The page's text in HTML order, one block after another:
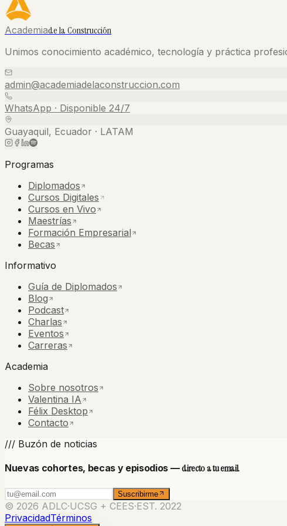
Academiade la Construcción
Unimos conocimiento académico, tecnología y práctica
admin@academiadelaconstruccion.com
WhatsApp · Disponible 24/7
Guayaquil, Ecuador · LATAM
Programas
Diplomados
Cursos Digitales
Cursos en Vivo
Maestrías
Formación Empresarial
Becas
Informativo
Guía de Diplomados
Blog
Podcast
Charlas
Eventos
Carreras
Academia
Sobre nosotros
Valentina IA
Félix Desktop
Contacto
/// Buzón de noticias
Nuevas cohortes, becas y episodios —directo a tu email.
Suscribirme
© 2026 ADLC·UCSG + CEES·EST. 2022
PrivacidadTérminos